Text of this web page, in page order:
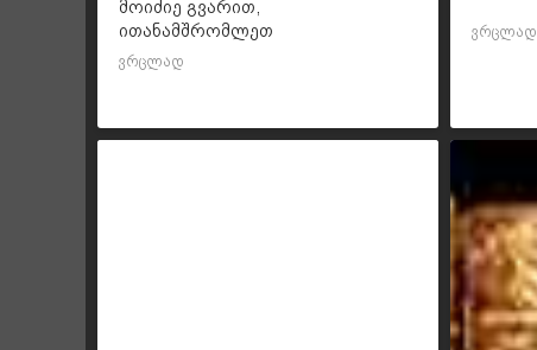
მოიძიე გვარით,
ითანამშრომლეთ
ვრცლად
ვრცლად